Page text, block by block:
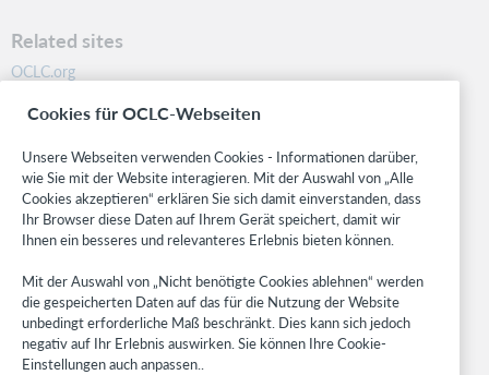
Related sites
OCLC.org
Community
Research
WebJunction
Developer Network
Stay in the know.
Get the latest product updates, research, events, and much more—
right to your inbox.
Subscribe now
Cookies für OCLC-Webseiten
Unsere Webseiten verwenden Cookies - Informationen darüber,
wie Sie mit der Website interagieren. Mit der Auswahl von „Alle
Cookies akzeptieren“ erklären Sie sich damit einverstanden, dass
Ihr Browser diese Daten auf Ihrem Gerät speichert, damit wir
Ihnen ein besseres und relevanteres Erlebnis bieten können.
Mit der Auswahl von „Nicht benötigte Cookies ablehnen“ werden
die gespeicherten Daten auf das für die Nutzung der Website
unbedingt erforderliche Maß beschränkt. Dies kann sich jedoch
negativ auf Ihr Erlebnis auswirken. Sie können Ihre Cookie-
Einstellungen auch anpassen..